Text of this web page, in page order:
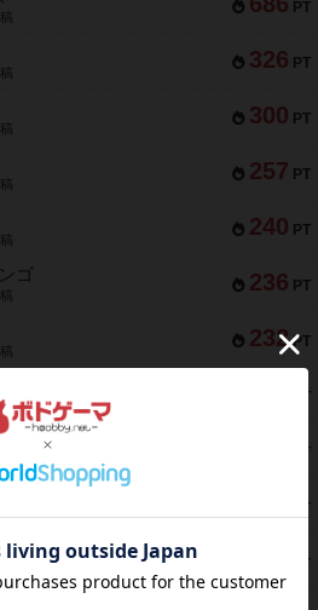
PT
326 PT
300 PT
257 PT
240 PT
236 PT
ゴ
232 PT
PT
PT
PT
PT